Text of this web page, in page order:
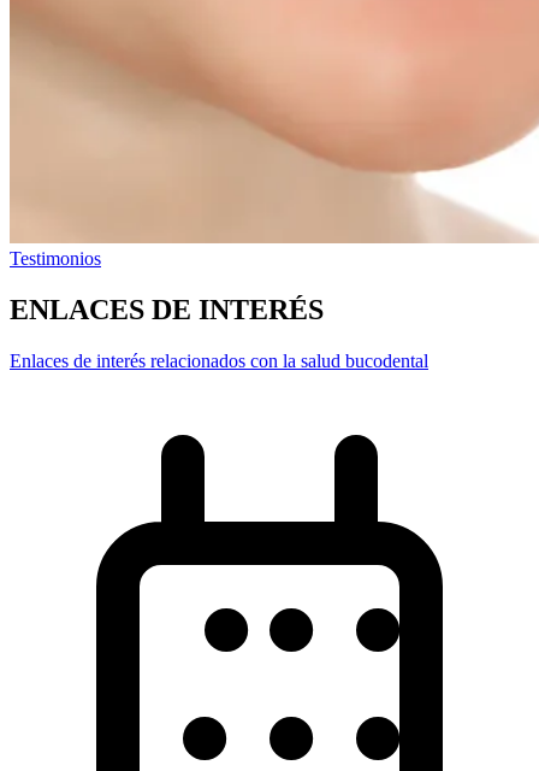
Testimonios
ENLACES DE INTERÉS
Enlaces de interés relacionados con la salud bucodental